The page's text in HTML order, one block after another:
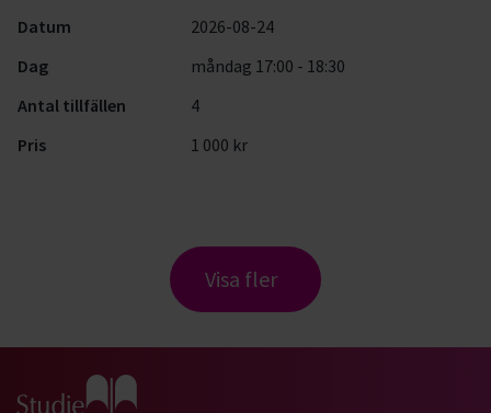
Datum
2026-08-24
Dag
måndag 17:00 - 18:30
Antal tillfällen
4
Pris
1 000 kr
Visa fler
Gå till studiefrämjandets startsida